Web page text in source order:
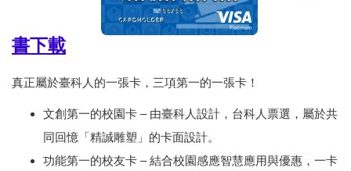
書下載
真正屬於臺科人的一張卡，三項第一的一張卡！
文創第一的校園卡 – 由臺科人設計，台科人票選，屬於共
同回憶「精誠雕塑」的卡面設計。
功能第一的校友卡 – 結合校園感應智慧應用與優惠，一卡